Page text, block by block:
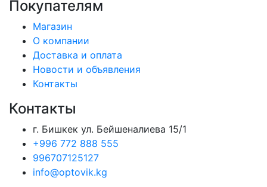
Покупателям
Магазин
О компании
Доставка и оплата
Новости и объявления
Контакты
Контакты
г. Бишкек ул. Бейшеналиева 15/1
+996 772 888 555
996707125127
info@optovik.kg